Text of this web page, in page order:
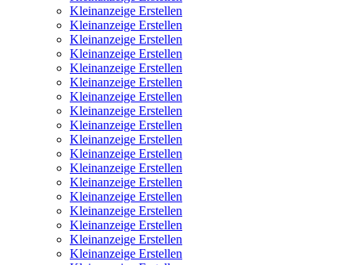
Kleinanzeige Erstellen
Kleinanzeige Erstellen
Kleinanzeige Erstellen
Kleinanzeige Erstellen
Kleinanzeige Erstellen
Kleinanzeige Erstellen
Kleinanzeige Erstellen
Kleinanzeige Erstellen
Kleinanzeige Erstellen
Kleinanzeige Erstellen
Kleinanzeige Erstellen
Kleinanzeige Erstellen
Kleinanzeige Erstellen
Kleinanzeige Erstellen
Kleinanzeige Erstellen
Kleinanzeige Erstellen
Kleinanzeige Erstellen
Kleinanzeige Erstellen